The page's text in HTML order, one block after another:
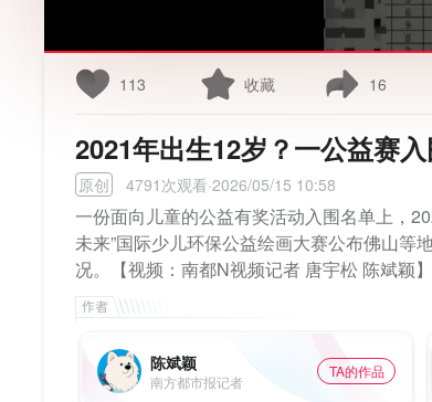
113 收藏 16
2021年出生12岁？一公益赛
原创 4791次观看·2026/05/15 10:58
一份面向儿童的公益有奖活动入围名单上，
未来”国际少儿环保公益绘画大赛公布佛山等
况。【视频：南都N视频记者 唐宇松 陈斌颖】
陈斌颖
南方都市报记者
TA的作品